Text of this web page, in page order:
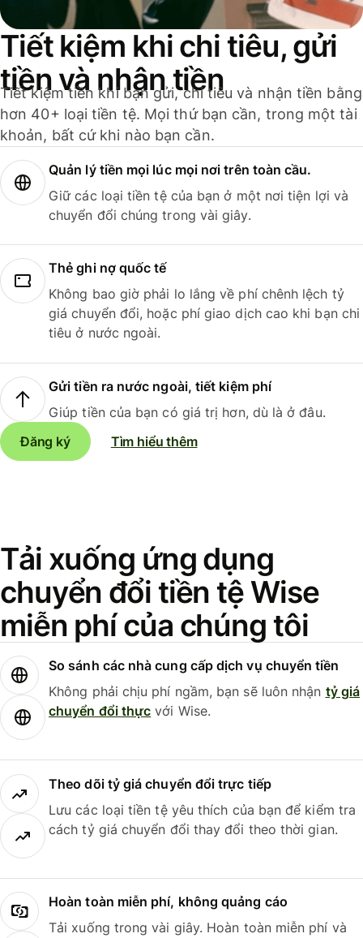
Tiết kiệm khi chi tiêu, gửi
tiền và nhận tiền
Tiết kiệm tiền khi bạn gửi, chi tiêu và nhận tiền bằng
hơn 40+ loại tiền tệ. Mọi thứ bạn cần, trong một tài
khoản, bất cứ khi nào bạn cần.
Quản lý tiền mọi lúc mọi nơi trên toàn cầu.
Giữ các loại tiền tệ của bạn ở một nơi tiện lợi và
chuyển đổi chúng trong vài giây.
Thẻ ghi nợ quốc tế
Không bao giờ phải lo lắng về phí chênh lệch tỷ
giá chuyển đổi, hoặc phí giao dịch cao khi bạn chi
tiêu ở nước ngoài.
Gửi tiền ra nước ngoài, tiết kiệm phí
Giúp tiền của bạn có giá trị hơn, dù là ở đâu.
Đăng ký
Tìm hiểu thêm
Tải xuống ứng dụng
chuyển đổi tiền tệ Wise
miễn phí của chúng tôi
So sánh các nhà cung cấp dịch vụ chuyển tiền
Không phải chịu phí ngầm, bạn sẽ luôn nhận tỷ giá
chuyển đổi thực với Wise.
Theo dõi tỷ giá chuyển đổi trực tiếp
Lưu các loại tiền tệ yêu thích của bạn để kiểm tra
cách tỷ giá chuyển đổi thay đổi theo thời gian.
Hoàn toàn miễn phí, không quảng cáo
Tải xuống trong vài giây. Hoàn toàn miễn phí và